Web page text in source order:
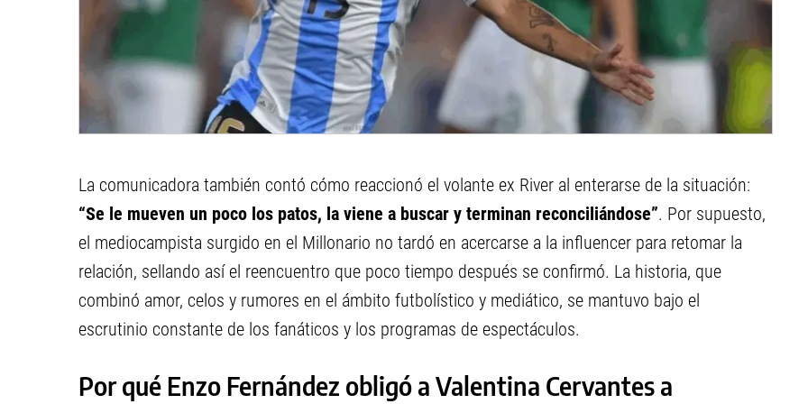
La comunicadora también contó cómo reaccionó el volante ex River al enterarse de la situación:
“Se le mueven un poco los patos, la viene a buscar y terminan reconciliándose”. Por supuesto,
el mediocampista surgido en el Millonario no tardó en acercarse a la influencer para retomar la
relación, sellando así el reencuentro que poco tiempo después se confirmó. La historia, que
combinó amor, celos y rumores en el ámbito futbolístico y mediático, se mantuvo bajo el
escrutinio constante de los fanáticos y los programas de espectáculos.
Por qué Enzo Fernández obligó a Valentina Cervantes a